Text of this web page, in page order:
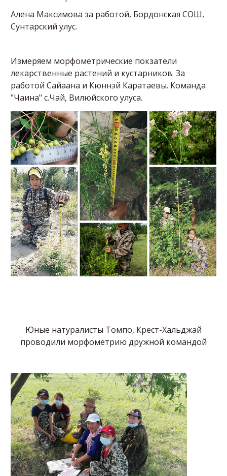
Алена Максимова за работой, Бордонская СОШ,
Сунтарский улус.
Измеряем морфометрические покзатели
лекарственные растений и кустарников. За
работой Сайаана и Кюннэй Каратаевы. Команда
"Чаина" с.Чай, Вилюйского улуса.
Юные натуралисты Томпо, Крест-Хальджай
проводили морфометрию дружной командой